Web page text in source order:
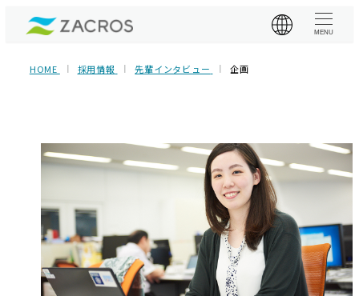
MENU
HOME 採用情報 先輩インタビュー 企画